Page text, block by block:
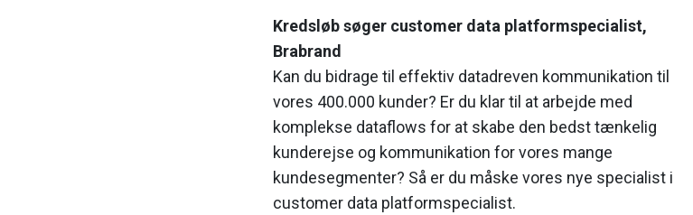
Kredsløb søger customer data platformspecialist,
Brabrand
Kan du bidrage til effektiv datadreven kommunikation til
vores 400.000 kunder? Er du klar til at arbejde med
komplekse dataflows for at skabe den bedst tænkelig
kunderejse og kommunikation for vores mange
kundesegmenter? Så er du måske vores nye specialist i
customer data platformspecialist.